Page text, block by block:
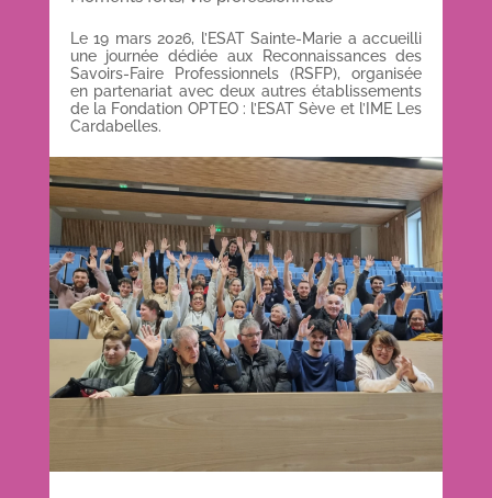
Le 19 mars 2026, l’ESAT Sainte-Marie a accueilli
une journée dédiée aux Reconnaissances des
Savoirs-Faire Professionnels (RSFP), organisée
en partenariat avec deux autres établissements
de la Fondation OPTEO : l’ESAT Sève et l’IME Les
Cardabelles.